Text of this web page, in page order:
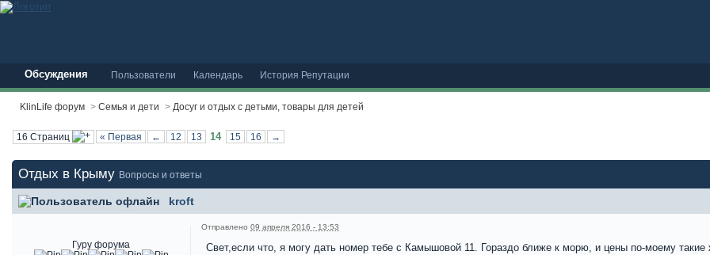
Обсуждения Пользователи Календарь История Репутации
KlinLife форум > Семья и дети > Досуг и отдых с детьми, товары для детей
16 Страниц « Первая ← 12 13 14 15 16 →
Отдых в Крыму Вопросы и ответы
kroft
Гуру форума
Отправлено 09 апреля 2016 - 13:53
Свет,если что, я могу дать номер тебе с Камышовой 11. Гораздо ближе к морю, и цены по-моему